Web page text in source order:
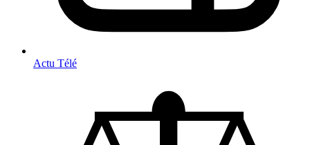
Actu Télé